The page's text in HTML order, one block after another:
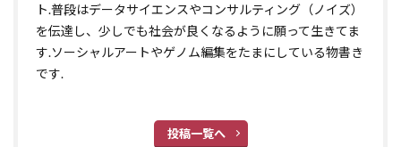
ト.普段はデータサイエンスやコンサルティング（ノイズ）
を伝達し、少しでも社会が良くなるように願って生きてま
す.ソーシャルアートやゲノム編集をたまにしている物書き
です.
投稿一覧へ